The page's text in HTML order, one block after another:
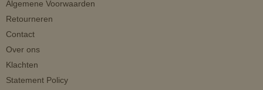
Algemene Voorwaarden
Retourneren
Contact
Over ons
Klachten
Statement Policy